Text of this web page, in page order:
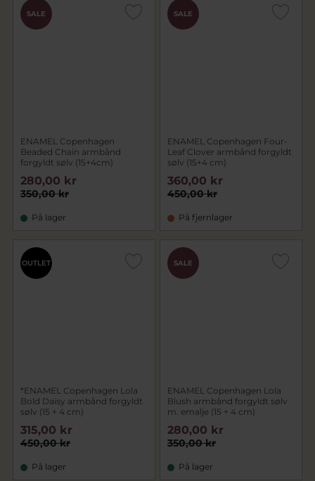
SALE
ENAMEL Copenhagen
Beaded Chain armbånd
forgyldt sølv (15+4cm)
350,00 kr
280,00 kr
På lager
SALE
ENAMEL Copenhagen Four-
Leaf Clover armbånd forgyldt
sølv (15+4 cm)
450,00 kr
360,00 kr
På fjernlager
OUTLET
*ENAMEL Copenhagen Lola
Bold Daisy armbånd forgyldt
sølv (15 + 4 cm)
450,00 kr
315,00 kr
På lager
SALE
ENAMEL Copenhagen Lola
Blush armbånd forgyldt sølv
m. emalje (15 + 4 cm)
350,00 kr
280,00 kr
På lager